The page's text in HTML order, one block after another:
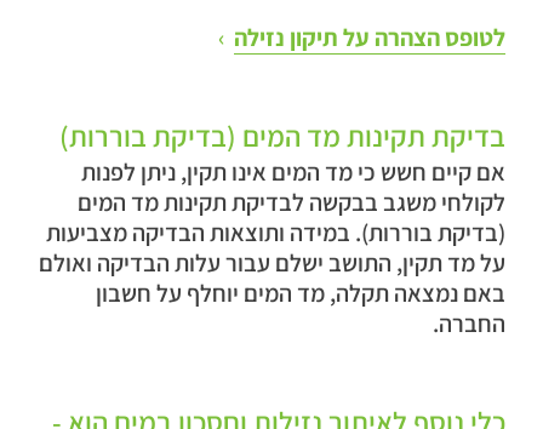
לטופס הצהרה על תיקון נזילה
בדיקת תקינות מד המים (בדיקת בוררות)
אם קיים חשש כי מד המים אינו תקין, ניתן לפנות
לקולחי משגב בבקשה לבדיקת תקינות מד המים
(בדיקת בוררות). במידה ותוצאות הבדיקה מצביעות
על מד תקין, התושב ישלם עבור עלות הבדיקה ואולם
באם נמצאה תקלה, מד המים יוחלף על חשבון
החברה.